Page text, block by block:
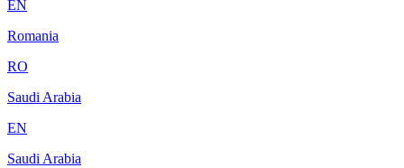
EN
Romania
RO
Saudi Arabia
EN
Saudi Arabia